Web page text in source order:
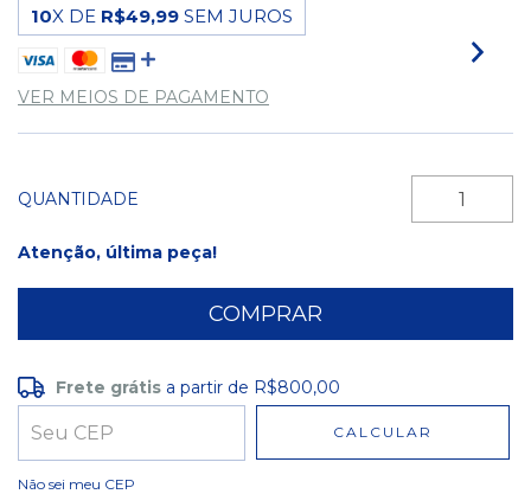
10X DE R$49,99 SEM JUROS
VER MEIOS DE PAGAMENTO
QUANTIDADE
Atenção, última peça!
Frete grátis R$800,00
Entregas para o CEP:
Frete grátis a partir de R$800,00
CALCULAR
Não sei meu CEP